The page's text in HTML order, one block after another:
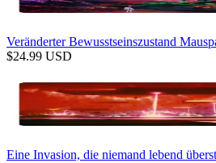
Veränderter Bewusstseinszustand
$24.99 USD
Eine Invasion, die niemand lebend